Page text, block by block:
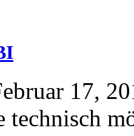
17,
technisch